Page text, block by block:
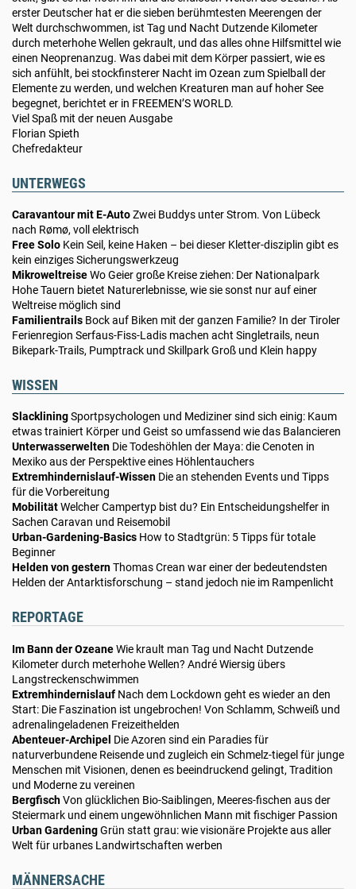
erster Deutscher hat er die sieben berühmtesten Meerengen der
Welt durchschwommen, ist Tag und Nacht Dutzende Kilometer
durch meterhohe Wellen gekrault, und das alles ohne Hilfsmittel wie
einen Neoprenanzug. Was dabei mit dem Körper passiert, wie es
sich anfühlt, bei stockfinsterer Nacht im Ozean zum Spielball der
Elemente zu werden, und welchen Kreaturen man auf hoher See
begegnet, berichtet er in FREEMEN’S WORLD.
Viel Spaß mit der neuen Ausgabe
Florian Spieth
Chefredakteur
UNTERWEGS
Caravantour mit E-AutoZwei Buddys unter Strom. Von Lübeck
nach Rømø, voll elektrisch
Free Solo Kein Seil, keine Haken – bei dieser Kletter-disziplin gibt es
kein einziges Sicherungswerkzeug
MikroweltreiseWo Geier große Kreise ziehen: Der Nationalpark
Hohe Tauern bietet Naturerlebnisse, wie sie sonst nur auf einer
Weltreise möglich sind
Familientrails Bock auf Biken mit der ganzen Familie? In der Tiroler
Ferienregion Serfaus-Fiss-Ladis machen acht Singletrails, neun
Bikepark-Trails, Pumptrack und Skillpark Groß und Klein happy
WISSEN
SlackliningSportpsychologen und Mediziner sind sich einig: Kaum
etwas trainiert Körper und Geist so umfassend wie das Balancieren
Unterwasserwelten Die Todeshöhlen der Maya: die Cenoten in
Mexiko aus der Perspektive eines Höhlentauchers
Extremhindernislauf-Wissen Die an stehenden Events und Tipps
für die Vorbereitung
MobilitätWelcher Campertyp bist du? Ein Entscheidungshelfer in
Sachen Caravan und Reisemobil
Urban-Gardening-Basics How to Stadtgrün: 5 Tipps für totale
Beginner
Helden von gesternThomas Crean war einer der bedeutendsten
Helden der Antarktisforschung – stand jedoch nie im Rampenlicht
REPORTAGE
Im Bann der OzeaneWie krault man Tag und Nacht Dutzende
Kilometer durch meterhohe Wellen? André Wiersig übers
Langstreckenschwimmen
Extremhindernislauf Nach dem Lockdown geht es wieder an den
Start: Die Faszination ist ungebrochen! Von Schlamm, Schweiß und
adrenalingeladenen Freizeithelden
Abenteuer-Archipel Die Azoren sind ein Paradies für
naturverbundene Reisende und zugleich ein Schmelz-tiegel für junge
Menschen mit Visionen, denen es beeindruckend gelingt, Tradition
und Moderne zu vereinen
BergfischVon glücklichen Bio-Saiblingen, Meeres-fischen aus der
Steiermark und einem ungewöhnlichen Mann mit fischiger Passion
Urban GardeningGrün statt grau: wie visionäre Projekte aus aller
Welt für urbanes Landwirtschaften werben
MÄNNERSACHE